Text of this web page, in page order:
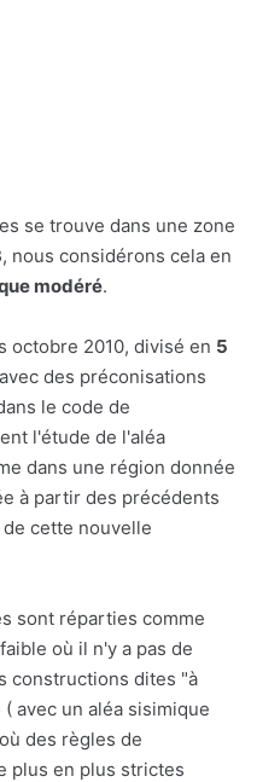
se trouve dans une zone
, nous considérons cela en
modéré.
octobre 2010, divisé en 5
avec des préconisations
le code de
l'étude de l'aléa
dans une région donnée
à partir des précédents
cette nouvelle
sont réparties comme
où il n'y a pas de
constructions dites "à
avec un aléa sisimique
des règles de
plus en plus strictes